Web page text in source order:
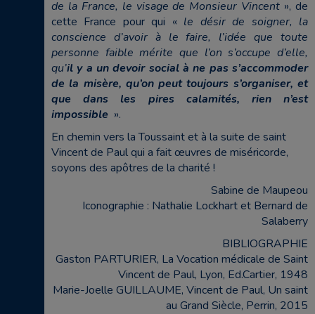
de la France, le visage de Monsieur Vincent », de
cette France pour qui « le désir de soigner, la
conscience d’avoir à le faire, l’idée que toute
personne faible mérite que l’on s’occupe d’elle,
qu’il y a un devoir social à ne pas s’accommoder
de la misère, qu’on peut toujours s’organiser, et
que dans les pires calamités, rien n’est
impossible ».
En chemin vers la Toussaint et à la suite de saint
Vincent de Paul qui a fait œuvres de miséricorde,
soyons des apôtres de la charité !
Sabine de Maupeou
Iconographie : Nathalie Lockhart et Bernard de
Salaberry
BIBLIOGRAPHIE
Gaston PARTURIER, La Vocation médicale de Saint
Vincent de Paul, Lyon, Ed.Cartier, 1948
Marie-Joelle GUILLAUME, Vincent de Paul, Un saint
au Grand Siècle, Perrin, 2015